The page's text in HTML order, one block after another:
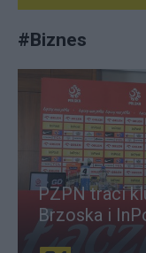
#Biznes
PZPN traci
Brzoska i